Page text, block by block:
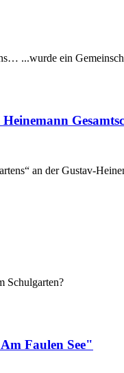
...wurde ein
an der Gustav-
Schulgarten?
Faulen See"